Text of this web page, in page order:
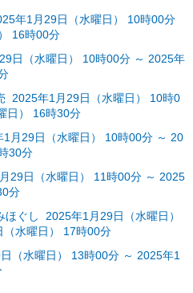
年1月29日（水曜日） 10時00分
16時00分
日（水曜日） 10時00分 ～ 2025年
2025年1月29日（水曜日） 10時0
日） 16時30分
月29日（水曜日） 10時00分 ～ 20
30分
日（水曜日） 11時00分 ～ 2025
分
ぐし 2025年1月29日（水曜日）
水曜日） 17時00分
（水曜日） 13時00分 ～ 2025年1